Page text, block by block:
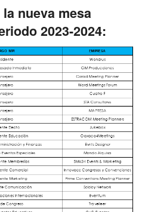
nueva mesa
2023-2024: